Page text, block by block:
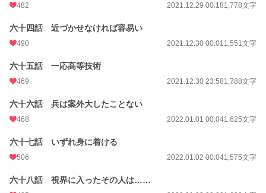
482 2021.12.29 00:181,778文字
六十四話 近づかせなければ容易い
490 2021.12.30 00:011,551文字
六十五話 一応高等技術
469 2021.12.30 23:581,788文字
六十六話 兵は案外大したことない
468 2022.01.01 00:041,625文字
六十七話 いずれ身に着ける
506 2022.01.02 00:041,575文字
六十八話 視界に入ったその人は……